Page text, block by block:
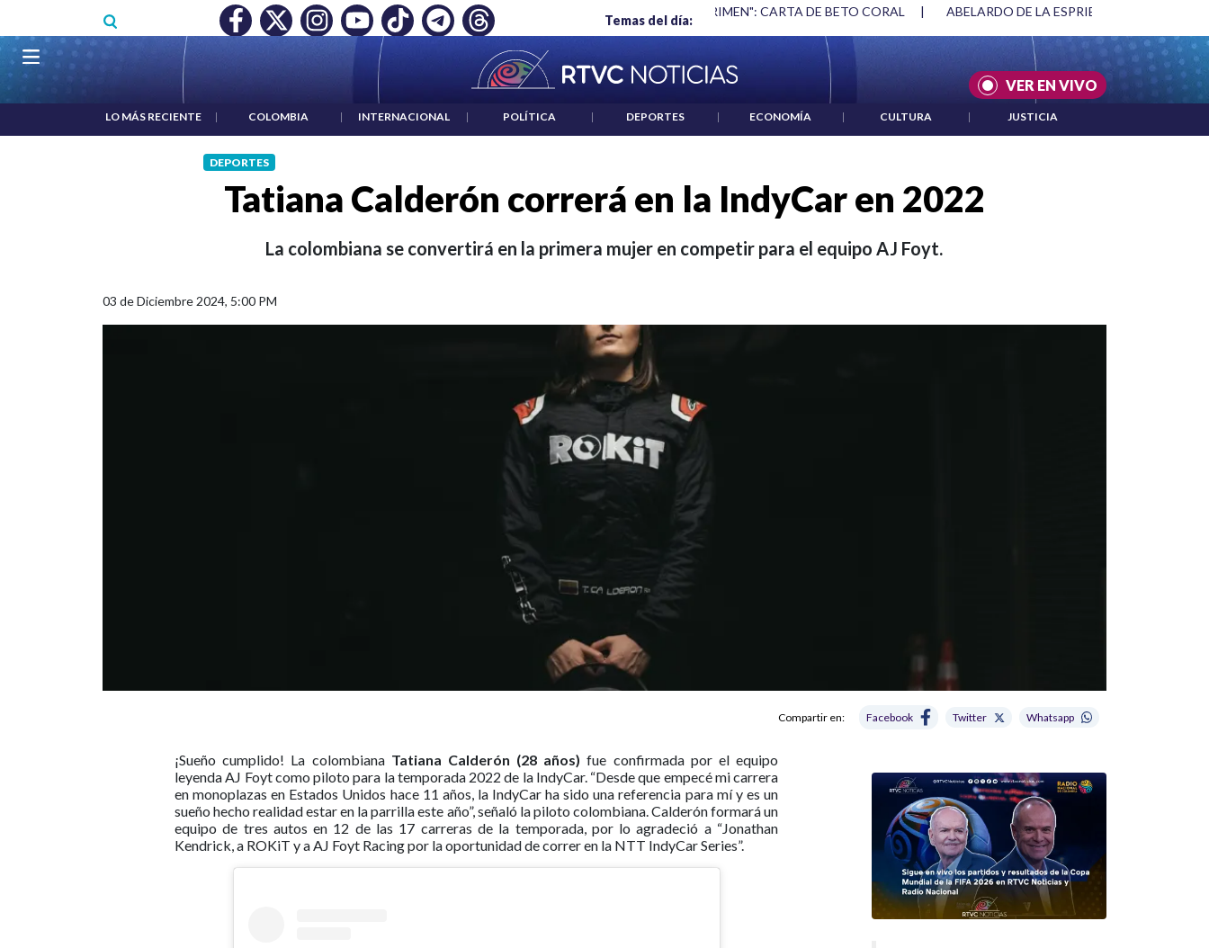
Temas del día:
MÍNIMO NO DESTRUYÓ EMPLEO: JP MORGAN | "HABLAR NO ES UN CRIMEN": CARTA DE BETO CORAL ABELARDO DE LA ESPRIELLA Y DMG | ACUERDOS ENTRE ESTADOS UNIDOS E
VER EN VIVO
Navegación principal
LO MÁS RECIENTE | COLOMBIA | INTERNACIONAL | POLÍTICA | DEPORTES | ECONOMÍA | CULTURA | JUSTICIA
DEPORTES
Tatiana Calderón correrá en la IndyCar en 2022
La colombiana se convertirá en la primera mujer en competir para el equipo AJ Foyt.
03 de Diciembre 2024, 5:00 PM
Compartir en: Facebook Twitter Whatsapp
¡Sueño cumplido! La colombiana Tatiana Calderón (28 años) fue confirmada por el equipo
leyenda AJ Foyt como piloto para la temporada 2022 de la IndyCar. “Desde que empecé mi carrera
en monoplazas en Estados Unidos hace 11 años, la IndyCar ha sido una referencia para mí y es un
sueño hecho realidad estar en la parrilla este año”, señaló la piloto colombiana. Calderón formará un
equipo de tres autos en 12 de las 17 carreras de la temporada, por lo agradeció a “Jonathan
Kendrick, a ROKiT y a AJ Foyt Racing por la oportunidad de correr en la NTT IndyCar Series”.